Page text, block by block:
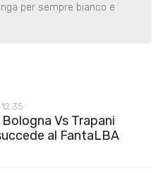
per sempre bianco e
Vs Trapani
al FantaLBA